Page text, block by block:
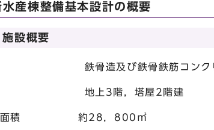
産棟整備基本設計の概要
設概要
鉄骨造及び鉄骨鉄筋コンクリ
地上3階，塔屋2階建
面積 約28，800㎡